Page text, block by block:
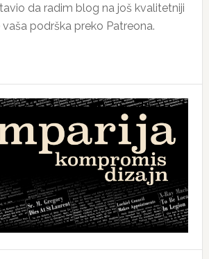
da radim blog na još kvalitetniji
podrška preko Patreona.